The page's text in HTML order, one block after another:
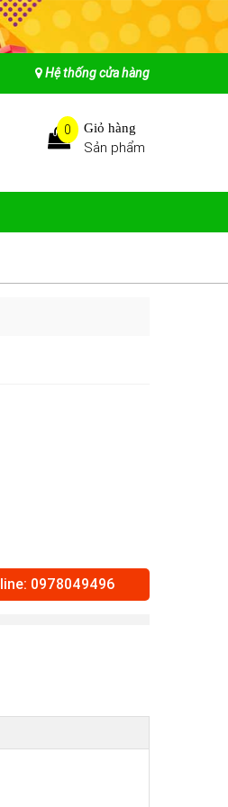
Hệ thống cửa hàng
0 Giỏ hàng
Sản phẩm
0978049496